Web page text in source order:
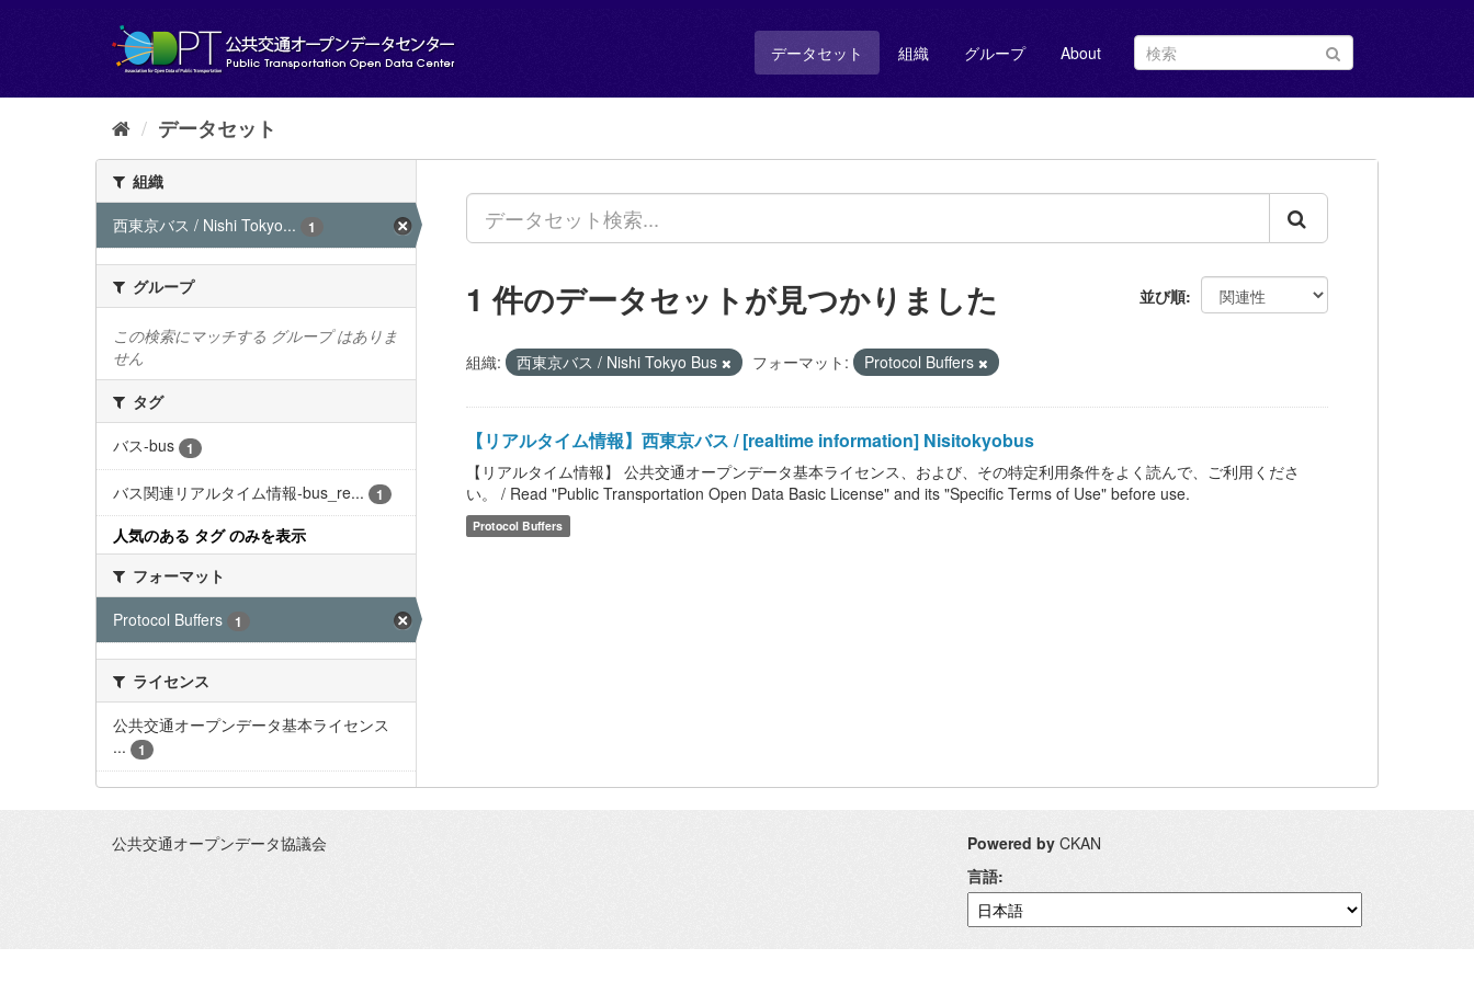
し
データセット 組織 グループ About
データセット
組織
西東京バス / Nishi Tokyo...
1
グループ
この検索にマッチする グループ はありま
せん
タグ
バス-bus
1
バス関連リアルタイム情報-bus_re... 1
人気のある タグ のみを表示
フォーマット
Protocol Buffers
1
ライセンス
公共交通オープンデータ基本ライセンス
...
1
並び順
1 件のデータセットが見つかりました
組織: 西東京バス / Nishi Tokyo Bus フォーマット: Protocol Buffers
【リアルタイム情報】西東京バス / [realtime information] Nisitokyobus
【リアルタイム情報】 公共交通オープンデータ基本ライセンス、および、その特定利用条件をよく読んで、ご利用くださ
い。 / Read "Public Transportation Open Data Basic License" and its "Specific Terms of Use" before use.
Protocol Buffers
公共交通オープンデータ協議会 Powered by CKAN
言語